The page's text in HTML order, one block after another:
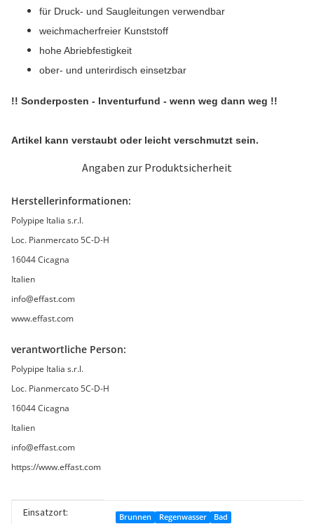
für Druck- und Saugleitungen verwendbar
weichmacherfreier Kunststoff
hohe Abriebfestigkeit
ober- und unterirdisch einsetzbar
!! Sonderposten - Inventurfund - wenn weg dann weg !!
Artikel kann verstaubt oder leicht verschmutzt sein.
Angaben zur Produktsicherheit
Herstellerinformationen:
Polypipe Italia s.r.l.
Loc. Pianmercato 5C-D-H
16044 Cicagna
Italien
info@effast.com
www.effast.com
verantwortliche Person:
Polypipe Italia s.r.l.
Loc. Pianmercato 5C-D-H
16044 Cicagna
Italien
info@effast.com
https://www.effast.com
Produkteigenschaft
Wert
Einsatzort: Brunnen Regenwasser
Bad